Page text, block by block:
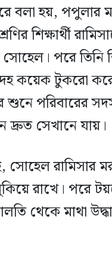
বলা হয়, পপুলার
শিক্ষার্থী
সোহেল। পরে তিনি
কয়েক টুকরো
শুনে পরিবারের
দ্রুত সেখানে যায়।
রামিসার
রাখে। পরে
থেকে মাথা